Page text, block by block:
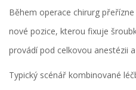
Během operace chirurg
nové pozice, kterou fixuje
provádí pod celkovou anestézii
Typický scénář kombinované